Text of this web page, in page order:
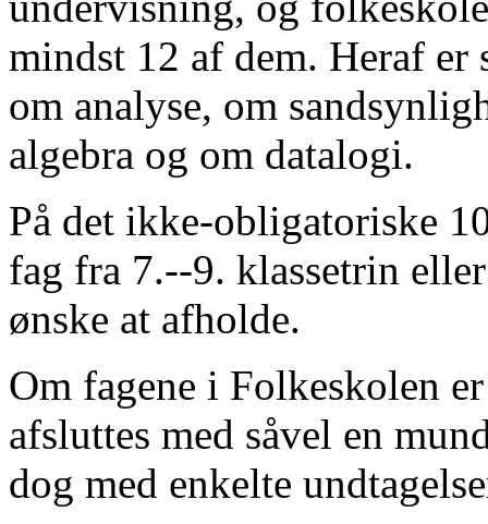
mindst 12 af dem. Heraf er
om analyse, om
algebra og om datalogi.
På det ikke-obligatoriske
fag fra 7.--9. klassetrin
ønske at afholde.
Om fagene i Folkeskolen
afsluttes med såvel en
dog med enkelte